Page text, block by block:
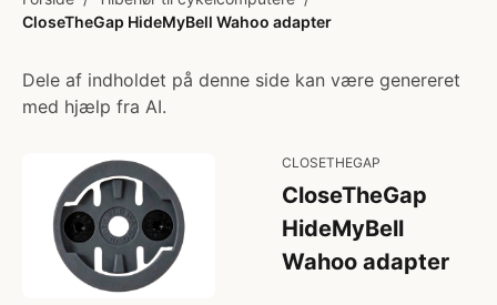
CloseTheGap HideMyBell Wahoo adapter
Dele af indholdet på denne side kan være genereret
med hjælp fra AI.
CLOSETHEGAP
CloseTheGap
HideMyBell
Wahoo adapter